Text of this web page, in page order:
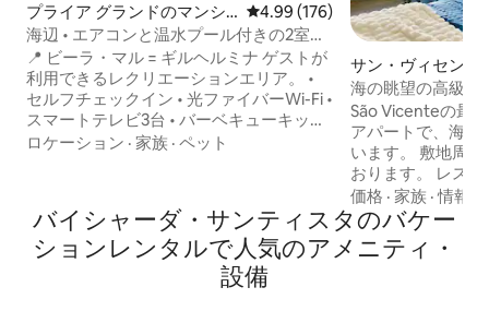
プライア グランドのマンシ
ョン・アパート
レビュー176件、5つ星中4.99つ
4.99 (176)
海辺 • エアコンと温水プール付きの2室の
スイート
📍 ビーラ・マル = ギルヘルミナ ゲストが
利用できるレクリエーションエリア。 •
セルフチェックイン • 光ファイバーWi-Fi •
スマートテレビ3台 • バーベキューキット
• ガラス張りのバルコニー • コットン100%
フルキッチン • バーベキューグリルとミ
ニバー付きのグルメバルコニー • すべて
の部屋に換気扇 • 安全な屋内駐車スペー
ロケーション · 家族 · ペット
サン・ヴィセンテ
ン・アパート
海の眺望の高級ア
ション！
São Vicenteの最
アパートで、海の
います。 敷地周辺に駐車場をご用意して
おります。 レストラン、バー、ドラッグ
ストア、スーパー
要なビーチに近いです。 Ape
コン、350 Mb Wi
ルとNetflixを備
価格 ·家族 ·情報
バイシャーダ・サンティスタのバケー
ションレンタルで人気のアメニティ・
設備